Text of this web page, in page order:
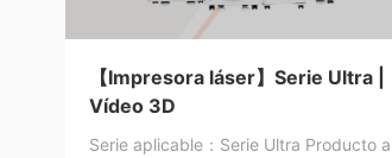
【Impresora láser】Serie Ultra |
Vídeo 3D
Serie aplicable：Serie Ultra Producto a